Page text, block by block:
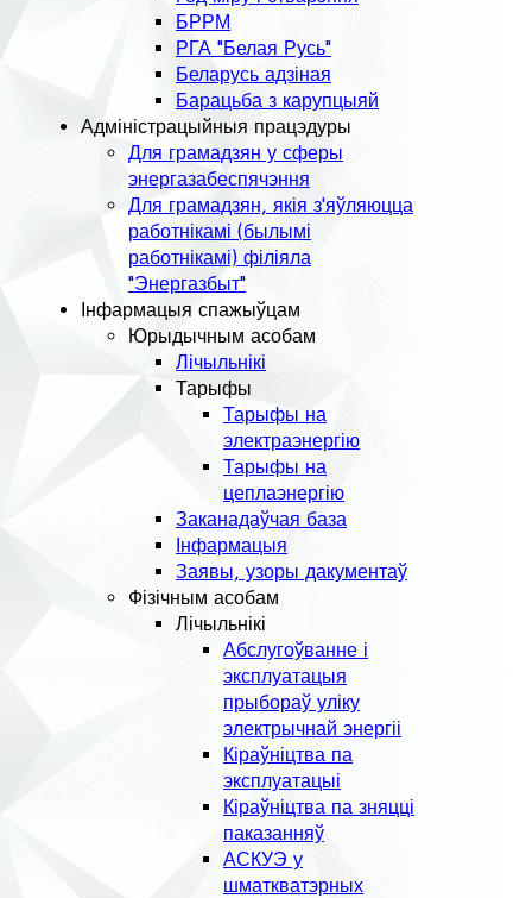
БРРМ
РГА "Белая Русь"
Беларусь адзіная
Барацьба з карупцыяй
Адміністрацыйныя працэдуры
Для грамадзян у сферы
энергазабеспячэння
Для грамадзян, якія з'яўляюцца
работнікамі (былымі
работнікамі) філіяла
"Энергазбыт"
Інфармацыя спажыўцам
Юрыдычным асобам
Лічыльнікі
Тарыфы
Тарыфы на
электраэнергію
Тарыфы на
цеплаэнергію
Заканадаўчая база
Інфармацыя
Заявы, узоры дакументаў
Фізічным асобам
Лічыльнікі
Абслугоўванне і
эксплуатацыя
прыбораў уліку
электрычнай энергіі
Кіраўніцтва па
эксплуатацыі
Кіраўніцтва па зняцці
паказанняў
АСКУЭ у
шматкватэрных